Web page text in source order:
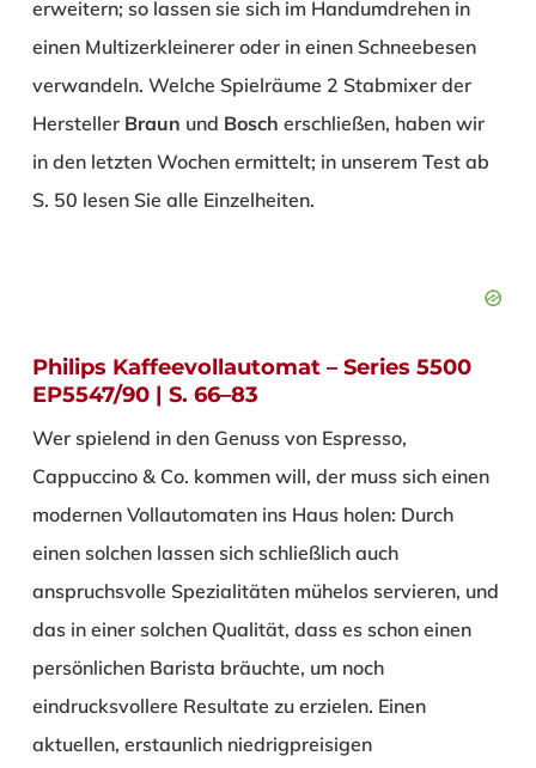
erweitern; so lassen sie sich im Handumdrehen in
einen Multizerkleinerer oder in einen Schneebesen
verwandeln. Welche Spielräume 2 Stabmixer der
Hersteller Braun und Bosch erschließen, haben wir
in den letzten Wochen ermittelt; in unserem Test ab
S. 50 lesen Sie alle Einzelheiten.
Philips Kaffeevollautomat – Series 5500
EP5547/90 | S. 66–83
Wer spielend in den Genuss von Espresso,
Cappuccino & Co. kommen will, der muss sich einen
modernen Vollautomaten ins Haus holen: Durch
einen solchen lassen sich schließlich auch
anspruchsvolle Spezialitäten mühelos servieren, und
das in einer solchen Qualität, dass es schon einen
persönlichen Barista bräuchte, um noch
eindrucksvollere Resultate zu erzielen. Einen
aktuellen, erstaunlich niedrigpreisigen